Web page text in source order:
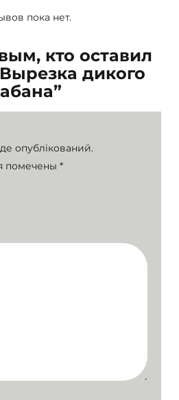
пока нет.
кто оставил
дикого
опублікований.
помечены *